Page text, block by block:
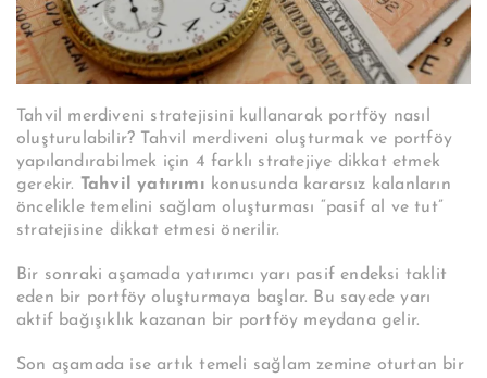
Tahvil merdiveni stratejisini kullanarak portföy nasıl
oluşturulabilir? Tahvil merdiveni oluşturmak ve portföy
yapılandırabilmek için 4 farklı stratejiye dikkat etmek
gerekir. Tahvil yatırımı konusunda kararsız kalanların
öncelikle temelini sağlam oluşturması “pasif al ve tut”
stratejisine dikkat etmesi önerilir.
Bir sonraki aşamada yatırımcı yarı pasif endeksi taklit
eden bir portföy oluşturmaya başlar. Bu sayede yarı
aktif bağışıklık kazanan bir portföy meydana gelir.
Son aşamada ise artık temeli sağlam zemine oturtan bir